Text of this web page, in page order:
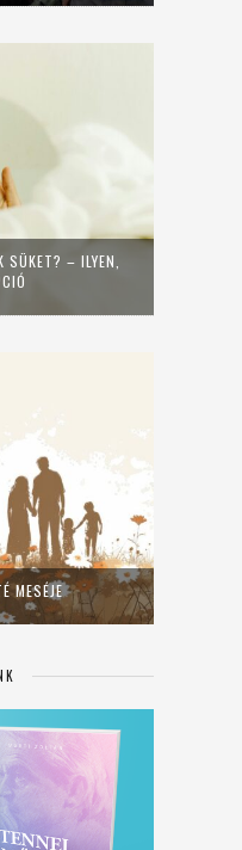
SÜKET? – ILYEN,
MESÉJE